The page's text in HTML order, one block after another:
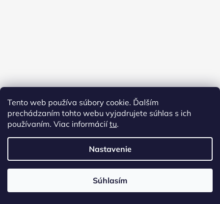
Tento web používa súbory cookie. Ďalším
prechádzaním tohto webu vyjadrujete súhlas s ich
používaním. Viac informáciítu.
Nastavenie
Súhlasím
Vytvoril Shoptet
Virginia shop
vyhradené.